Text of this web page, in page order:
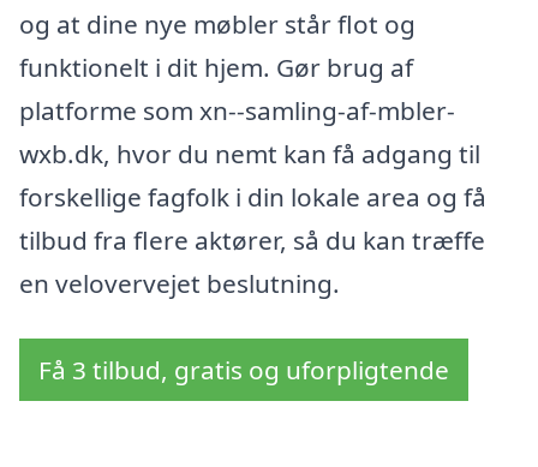
og at dine nye møbler står flot og
funktionelt i dit hjem. Gør brug af
platforme som xn--samling-af-mbler-
wxb.dk, hvor du nemt kan få adgang til
forskellige fagfolk i din lokale area og få
tilbud fra flere aktører, så du kan træffe
en velovervejet beslutning.
Få 3 tilbud, gratis og uforpligtende